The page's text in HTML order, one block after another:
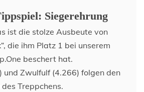
Siegerehrung
ist die stolze Ausbeute von
die ihm Platz 1 bei unserem
beschert hat.
und Zwulfulf (4.266) folgen den
Treppchens.